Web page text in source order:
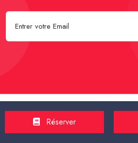
Spécial Passager :
Réserver